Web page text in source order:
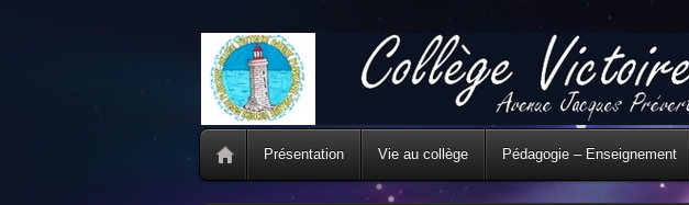
Présentation Vie au collège Pédagogie – Enseignement